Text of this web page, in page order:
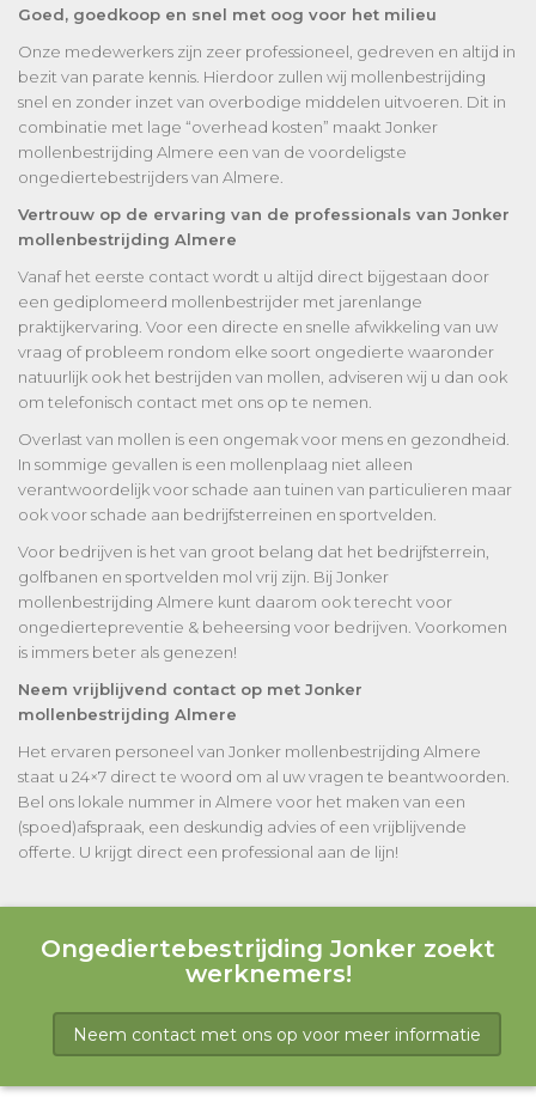
Goed, goedkoop en snel met oog voor het milieu
Onze medewerkers zijn zeer professioneel, gedreven en altijd in
bezit van parate kennis. Hierdoor zullen wij mollenbestrijding
snel en zonder inzet van overbodige middelen uitvoeren. Dit in
combinatie met lage “overhead kosten” maakt Jonker
mollenbestrijding Almere een van de voordeligste
ongediertebestrijders van Almere.
Vertrouw op de ervaring van de professionals van Jonker
mollenbestrijding Almere
Vanaf het eerste contact wordt u altijd direct bijgestaan door
een gediplomeerd mollenbestrijder met jarenlange
praktijkervaring. Voor een directe en snelle afwikkeling van uw
vraag of probleem rondom elke soort ongedierte waaronder
natuurlijk ook het bestrijden van mollen, adviseren wij u dan ook
om telefonisch contact met ons op te nemen.
Overlast van mollen is een ongemak voor mens en gezondheid.
In sommige gevallen is een mollenplaag niet alleen
verantwoordelijk voor schade aan tuinen van particulieren maar
ook voor schade aan bedrijfsterreinen en sportvelden.
Voor bedrijven is het van groot belang dat het bedrijfsterrein,
golfbanen en sportvelden mol vrij zijn. Bij Jonker
mollenbestrijding Almere kunt daarom ook terecht voor
ongediertepreventie & beheersing voor bedrijven. Voorkomen
is immers beter als genezen!
Neem vrijblijvend contact op met Jonker
mollenbestrijding Almere
Het ervaren personeel van Jonker mollenbestrijding Almere
staat u 24×7 direct te woord om al uw vragen te beantwoorden.
Bel ons lokale nummer in Almere voor het maken van een
(spoed)afspraak, een deskundig advies of een vrijblijvende
offerte. U krijgt direct een professional aan de lijn!
Ongediertebestrijding Jonker zoekt
werknemers!
Neem contact met ons op voor meer informatie